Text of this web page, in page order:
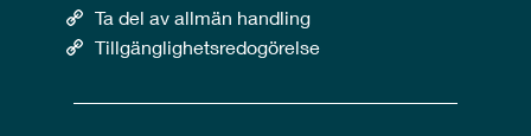
Ta del av allmän handling
Tillgänglighetsredogörelse